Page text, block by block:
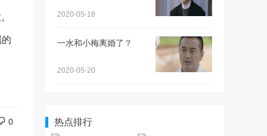
0
2020-05-18
一水和小梅离婚了？
2020-05-20
热点排行